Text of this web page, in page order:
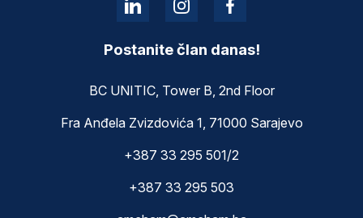
Postanite član danas!
BC UNITIC, Tower B, 2nd Floor
Fra Anđela Zvizdovića 1, 71000 Sarajevo
+387 33 295 501/2
+387 33 295 503